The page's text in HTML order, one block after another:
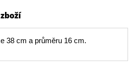
38 cm a průměru 16 cm.